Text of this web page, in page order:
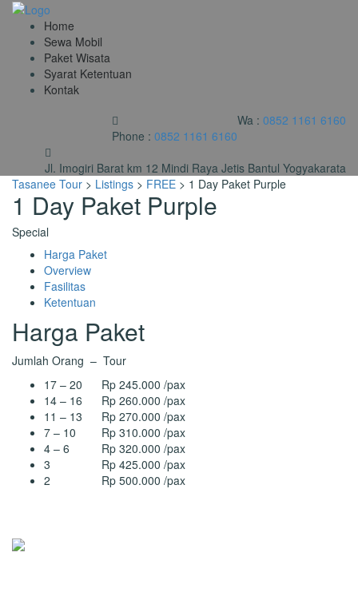
Home
Sewa Mobil
Paket Wisata
Syarat Ketentuan
Kontak
Wa : 0852 1161 6160
Phone : 0852 1161 6160
Jl. Imogiri Barat km 12 Mindi Raya Jetis Bantul Yogyakarata
Tasanee Tour > Listings > FREE > 1 Day Paket Purple
1 Day Paket Purple
Special
Harga Paket
Overview
Fasilitas
Ketentuan
Harga Paket
Jumlah Orang – Tour
17 – 20 Rp 245.000 /pax
14 – 16 Rp 260.000 /pax
11 – 13 Rp 270.000 /pax
7 – 10 Rp 310.000 /pax
4 – 6 Rp 320.000 /pax
3 Rp 425.000 /pax
2 Rp 500.000 /pax